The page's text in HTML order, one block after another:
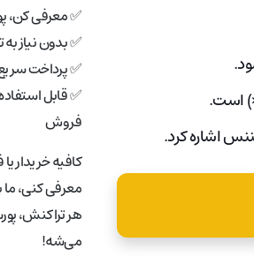
✅ معرفی کن،
✅ بدون نیاز
✅ پرداخت
✅ قابل
فروش
کافیه خریدار
معرفی کنی، ما
هر تراکنش،
می‌شه!